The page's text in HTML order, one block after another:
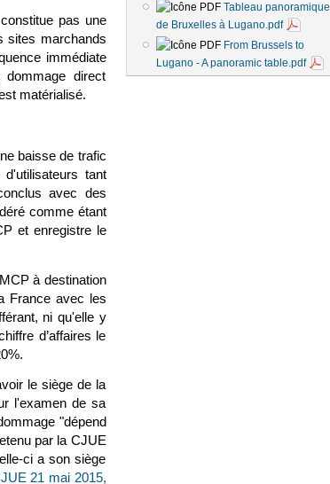
pas une
sites marchands
immédiate
dommage direct
matérialisé.
baisse de trafic
tant
avec des
comme étant
et enregistre le
à destination
France avec les
ni qu'elle y
d’affaires le
le siège de la
l'examen de sa
"dépend
par la CJUE
ci a son siège
21 mai 2015,
Tableau panoramique
de Bruxelles à Lugano.pdf
From Brussels to
Lugano - A panoramic table.pdf